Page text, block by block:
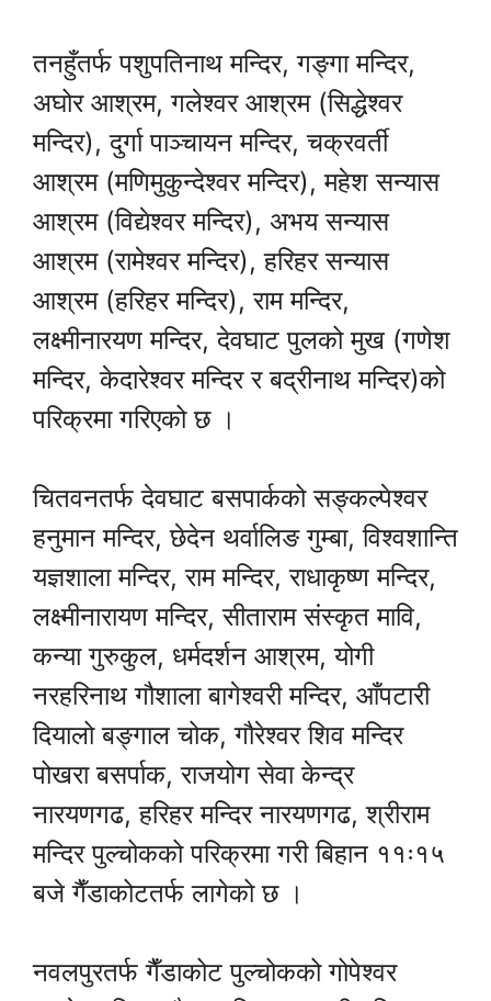
तनहुँतर्फ पशुपतिनाथ मन्दिर, गङ्गा मन्दिर,
अघोर आश्रम, गलेश्वर आश्रम (सिद्धेश्वर
मन्दिर), दुर्गा पाञ्चायन मन्दिर, चक्रवर्ती
आश्रम (मणिमुकुन्देश्वर मन्दिर), महेश सन्यास
आश्रम (विद्येश्वर मन्दिर), अभय सन्यास
आश्रम (रामेश्वर मन्दिर), हरिहर सन्यास
आश्रम (हरिहर मन्दिर), राम मन्दिर,
लक्ष्मीनारयण मन्दिर, देवघाट पुलको मुख (गणेश
मन्दिर, केदारेश्वर मन्दिर र बद्रीनाथ मन्दिर)को
परिक्रमा गरिएको छ ।
चितवनतर्फ देवघाट बसपार्कको सङ्कल्पेश्वर
हनुमान मन्दिर, छेदेन थर्वालिङ गुम्बा, विश्वशान्ति
यज्ञशाला मन्दिर, राम मन्दिर, राधाकृष्ण मन्दिर,
लक्ष्मीनारायण मन्दिर, सीताराम संस्कृत मावि,
कन्या गुरुकुल, धर्मदर्शन आश्रम, योगी
नरहरिनाथ गौशाला बागेश्वरी मन्दिर, आँपटारी
दियालो बङ्गाल चोक, गौरेश्वर शिव मन्दिर
पोखरा बसर्पाक, राजयोग सेवा केन्द्र
नारयणगढ, हरिहर मन्दिर नारयणगढ, श्रीराम
मन्दिर पुल्चोकको परिक्रमा गरी बिहान ११ः१५
बजे गैँडाकोटतर्फ लागेको छ ।
नवलपुरतर्फ गैँडाकोट पुल्चोकको गोपेश्वर